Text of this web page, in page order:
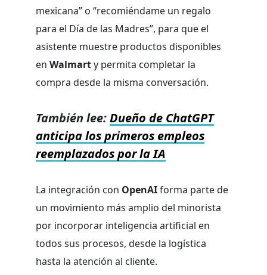
mexicana” o “recomiéndame un regalo
para el Día de las Madres”, para que el
asistente muestre productos disponibles
en Walmarty permita completar la
compra desde la misma conversación.
También lee:Dueño de ChatGPT
anticipa los primeros empleos
reemplazados por la IA
La integración con OpenAIforma parte de
un movimiento más amplio del minorista
por incorporar inteligencia artificial en
todos sus procesos, desde la logística
hasta la atención al cliente.